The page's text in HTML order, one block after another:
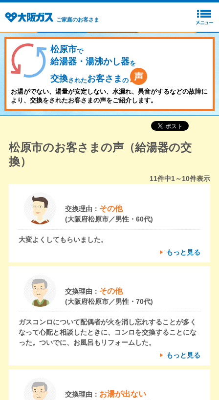
ご家庭のお客さま
松原市で
給湯器・湯沸かし器を
交換されたお客さま の
お湯がでない、湯量が安定しない、水漏れ、異音がするなどの故障に
より、交換をされたお客さまの声をご紹介します。
松原市のお客さまの声（給湯器の交
換）
11件中1～10件表示
交換理由： その他
(大阪府松原市／男性・60代)
大変よくしてもらいました。
もっと見る
交換理由： その他
(大阪府松原市／男性・70代)
ガスコンロについて配偶者が火を消し忘れすることが多く
なって心配と相談したときに、コンロを交換することにな
った。ついでに、お風呂もリフォームした。
もっと見る
交換理由： お湯が出ない